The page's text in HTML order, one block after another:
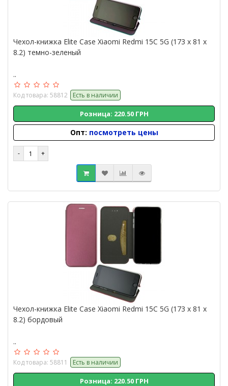
Чехол-книжка Elite Case Xiaomi Redmi 15C 5G (173 x 81 x
8.2) темно-зеленый
..
Код товара: 58812 Есть в наличии
Розница: 220.50 ГРН
Опт: посмотреть цены
Чехол-книжка Elite Case Xiaomi Redmi 15C 5G (173 x 81 x
8.2) бордовый
..
Код товара: 58811 Есть в наличии
Розница: 220.50 ГРН